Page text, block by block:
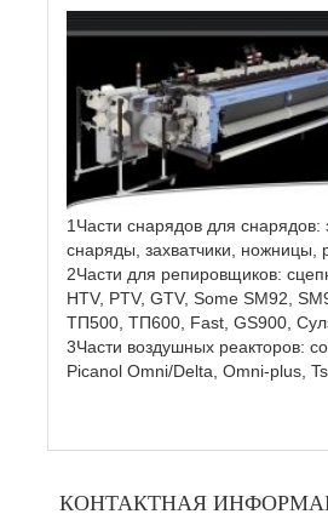
1Части снарядов для
снаряды, захватчики, ножницы,
2Части для репировщиков:
HTV, PTV, GTV, Some SM92,
ТП500, ТП600, Fast, GS900,
3Части воздушных реакторов:
Picanol Omni/Delta, Omni-plus,
КОНТАКТНАЯ